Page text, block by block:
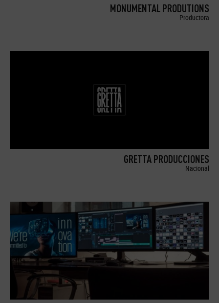
MONUMENTAL PRODUTIONS
Productora
GRETTA PRODUCCIONES
Nacional